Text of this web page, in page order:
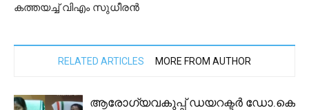
കത്തയച്ച് വിഎം സുധീരന്‍
RELATED ARTICLES MORE FROM AUTHOR
ആരോഗ്യവകുപ്പ് ഡയറക്ടര്‍ ഡോ.കെ